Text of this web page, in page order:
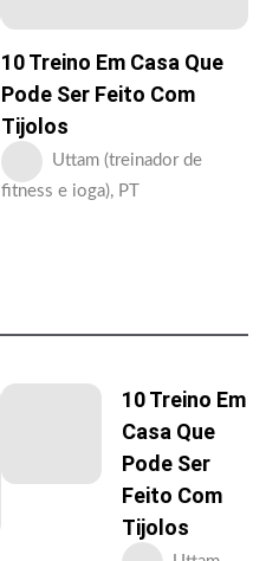
10 Treino Em Casa Que
Pode Ser Feito Com
Tijolos
Uttam (treinador de
fitness e ioga), PT
10 Treino Em
Casa Que
Pode Ser
Feito Com
Tijolos